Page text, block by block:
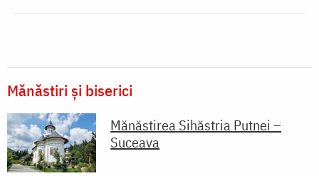
Mănăstiri și biserici
Mănăstirea Sihăstria Putnei –
Suceava